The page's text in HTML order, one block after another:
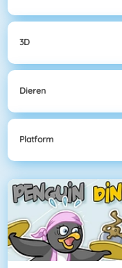
3D
Dieren
Platform